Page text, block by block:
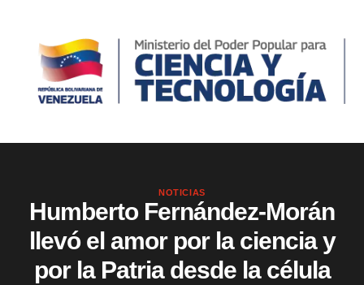
NOTICIAS
Humberto Fernández-Morán
llevó el amor por la ciencia y
por la Patria desde la célula